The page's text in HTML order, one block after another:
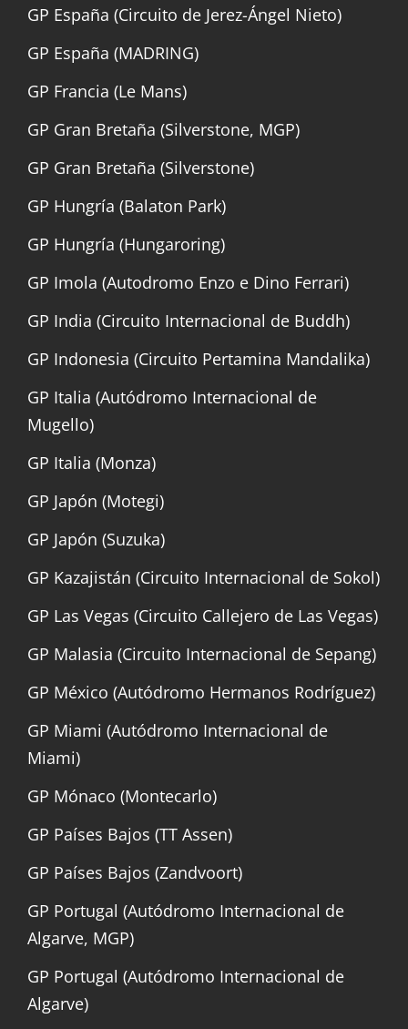
GP España (Circuito de Jerez-Ángel Nieto)
GP España (MADRING)
GP Francia (Le Mans)
GP Gran Bretaña (Silverstone, MGP)
GP Gran Bretaña (Silverstone)
GP Hungría (Balaton Park)
GP Hungría (Hungaroring)
GP Imola (Autodromo Enzo e Dino Ferrari)
GP India (Circuito Internacional de Buddh)
GP Indonesia (Circuito Pertamina Mandalika)
GP Italia (Autódromo Internacional de
Mugello)
GP Italia (Monza)
GP Japón (Motegi)
GP Japón (Suzuka)
GP Kazajistán (Circuito Internacional de Sokol)
GP Las Vegas (Circuito Callejero de Las Vegas)
GP Malasia (Circuito Internacional de Sepang)
GP México (Autódromo Hermanos Rodríguez)
GP Miami (Autódromo Internacional de
Miami)
GP Mónaco (Montecarlo)
GP Países Bajos (TT Assen)
GP Países Bajos (Zandvoort)
GP Portugal (Autódromo Internacional de
Algarve, MGP)
GP Portugal (Autódromo Internacional de
Algarve)